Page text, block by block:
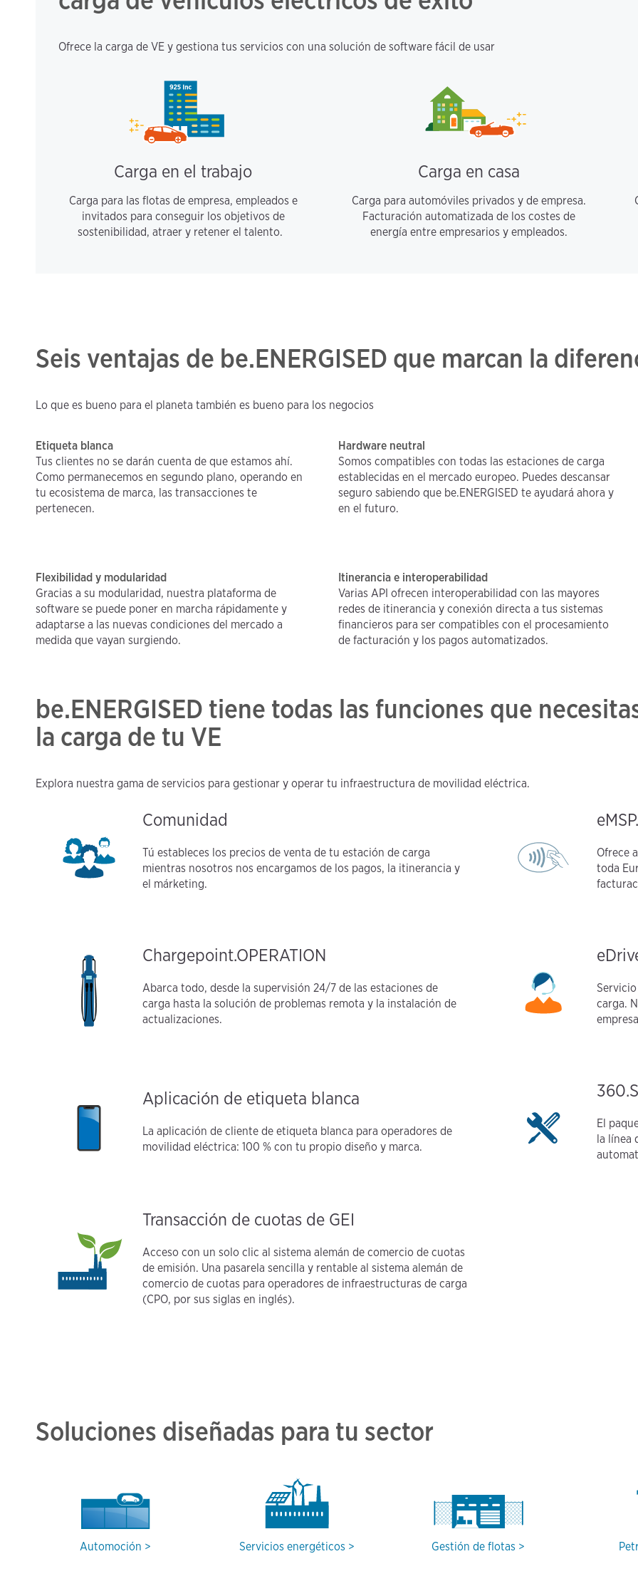
Ofrece la carga de VE y gestiona tus servicios con una solución de software fácil de usar
Carga en el trabajo
Carga para las flotas de empresa, empleados e
invitados para conseguir los objetivos de
sostenibilidad, atraer y retener el talento.
Carga en casa
Carga para automóviles privados y de empresa.
Facturación automatizada de los costes de
energía entre empresarios y empleados.
Seis ventajas de be.ENERGISED que marcan la
Lo que es bueno para el planeta también es bueno para los negocios
Etiqueta blanca
Tus clientes no se darán cuenta de que estamos ahí.
Como permanecemos en segundo plano, operando en
tu ecosistema de marca, las transacciones te
pertenecen.
Hardware neutral
Somos compatibles con todas las estaciones de carga
establecidas en el mercado europeo. Puedes descansar
seguro sabiendo que be.ENERGISED te ayudará ahora y
en el futuro.
Flexibilidad y modularidad
Gracias a su modularidad, nuestra plataforma de
software se puede poner en marcha rápidamente y
adaptarse a las nuevas condiciones del mercado a
medida que vayan surgiendo.
Itinerancia e interoperabilidad
Varias API ofrecen interoperabilidad con las mayores
redes de itinerancia y conexión directa a tus sistemas
financieros para ser compatibles con el procesamiento
de facturación y los pagos automatizados.
be.ENERGISED tiene todas las funciones que
la carga de tu VE
Explora nuestra gama de servicios para gestionar y operar tu infraestructura de movilidad eléctrica.
Comunidad
Tú estableces los precios de venta de tu estación de carga
mientras nosotros nos encargamos de los pagos, la itinerancia y
el márketing.
Ofrece
toda
Chargepoint.OPERATION
Abarca todo, desde la supervisión 24/7 de las estaciones de
carga hasta la solución de problemas remota y la instalación de
actualizaciones.
carga.
Aplicación de etiqueta blanca
La aplicación de cliente de etiqueta blanca para operadores de
movilidad eléctrica: 100 % con tu propio diseño y marca.
El
la línea
Transacción de cuotas de GEI
Acceso con un solo clic al sistema alemán de comercio de cuotas
de emisión. Una pasarela sencilla y rentable al sistema alemán de
comercio de cuotas para operadores de infraestructuras de carga
(CPO, por sus siglas en inglés).
Soluciones diseñadas para tu sector
Automoción Servicios energéticos Gestión de flotas